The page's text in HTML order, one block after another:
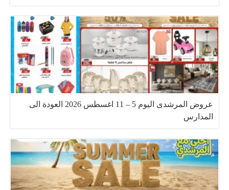
عروض المرشدى اليوم 5 – 11 اغسطس 2026 العودة الى
المدارس